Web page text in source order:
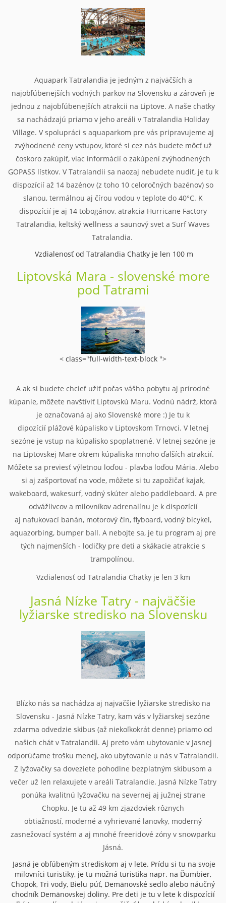
Aquapark Tatralandia je jedným z najväčších a
najobľúbenejších vodných parkov na Slovensku a zároveň je
jednou z najobľúbenejších atrakcii na Liptove. A naše chatky
sa nachádzajú priamo v jeho areáli v Tatralandia Holiday
Village. V spolupráci s aquaparkom pre vás pripravujeme aj
zvýhodnené ceny vstupov, ktoré si cez nás budete môcť už
čoskoro zakúpiť, viac informácií o zakúpení zvýhodnených
GOPASS lístkov. V Tatralandii sa naozaj nebudete nudiť, je tu k
dispozícií až 14 bazénov (z toho 10 celoročných bazénov) so
slanou, termálnou aj čírou vodou v teplote do 40°C. K
dispozícií je aj 14 tobogánov, atrakcia Hurricane Factory
Tatralandia, keltský wellness a saunový svet a Surf Waves
Tatralandia.
Vzdialenosť od Tatralandia Chatky je len 100 m
Liptovská Mara - slovenské more
pod Tatrami
< class="full-width-text-block ">
A ak si budete chcieť užiť počas vášho pobytu aj prírodné
kúpanie, môžete navštíviť Liptovskú Maru. Vodnú nádrž, ktorá
je označovaná aj ako Slovenské more :) Je tu k
dipozícií plážové kúpalisko v Liptovskom Trnovci. V letnej
sezóne je vstup na kúpalisko spoplatnené. V letnej sezóne je
na Liptovskej Mare okrem kúpaliska mnoho ďalších atrakcií.
Môžete sa previesť výletnou loďou - plavba loďou Mária. Alebo
si aj zašportovať na vode, môžete si tu zapožičať kajak,
wakeboard, wakesurf, vodný skúter alebo paddleboard. A pre
odvážlivcov a milovníkov adrenalínu je k dispozícií
aj nafukovací banán, motorový čln, flyboard, vodný bicykel,
aquazorbing, bumper ball. A nebojte sa, je tu program aj pre
tých najmenších - lodičky pre deti a skákacie atrakcie s
trampolínou.
Vzdialenosť od Tatralandia Chatky je len 3 km
Jasná Nízke Tatry - najväčšie
lyžiarske stredisko na Slovensku
Blízko nás sa nachádza aj najväčšie lyžiarske stredisko na
Slovensku - Jasná Nízke Tatry, kam vás v lyžiarskej sezóne
zdarma odvedzie skibus (až niekoľkokrát denne) priamo od
našich chát v Tatralandii. Aj preto vám ubytovanie v Jasnej
odporúčame trošku menej, ako ubytovanie u nás v Tatralandii.
Z lyžovačky sa doveziete pohodlne bezplatným skibusom a
večer už len relaxujete v areáli Tatralandie. Jasná Nízke Tatry
ponúka kvalitnú lyžovačku na severnej aj južnej strane
Chopku. Je tu až 49 km zjazdoviek rôznych
obtiažností, moderné a vyhrievané lanovky, moderný
zasnežovací systém a aj mnohé freeridové zóny v snowparku
Jásná.
Jasná je obľúbeným strediskom aj v lete. Prídu si tu na svoje
milovníci turistiky, je tu možná turistika napr. na Ďumbier,
Chopok, Tri vody, Bielu púť, Demänovské sedlo alebo náučný
chodník Demänovskej doliny. Pre deti je tu v lete k dispozícií